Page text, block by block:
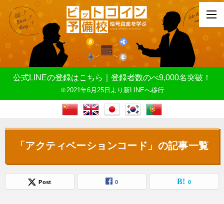
公式LINEの登録はこちら｜登録者数のべ9,000名突破！
※2021年6月25日より新LINEへ移行
「アクティベーションコード」の記事一覧
Post 0 0